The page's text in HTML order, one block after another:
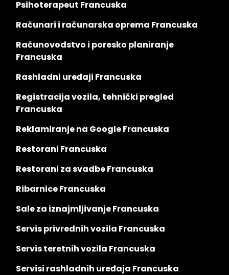
Psihoterapeut Francuska
Računari i računarska oprema Francuska
Računovodstvo i poresko planiranje
Francuska
Rashladni uređaji Francuska
Registracija vozila, tehnički pregled
Francuska
Reklamiranje na Google Francuska
Restorani Francuska
Restorani za svadbe Francuska
Ribarnice Francuska
Sale za iznajmljivanje Francuska
Servis privrednih vozila Francuska
Servis teretnih vozila Francuska
Servisi rashladnih uređaja Francuska